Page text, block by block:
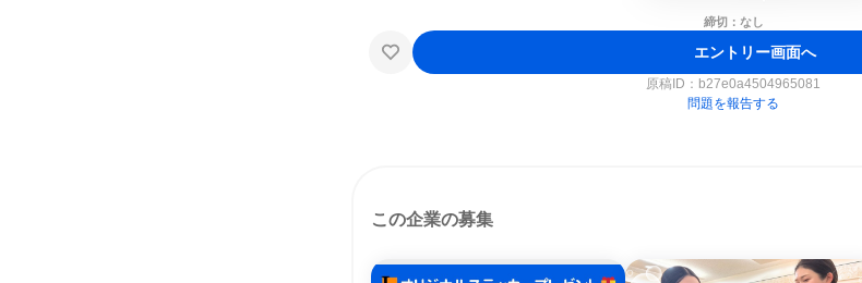
締切：なし
エントリー画面へ
原稿ID： b27e0a4504965081
問題を報告する
この企業の募集